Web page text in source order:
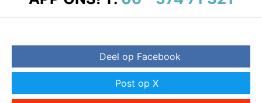
Deel op Facebook
Post op X